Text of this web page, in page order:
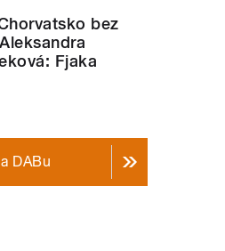
bez
Fjaka
DABu